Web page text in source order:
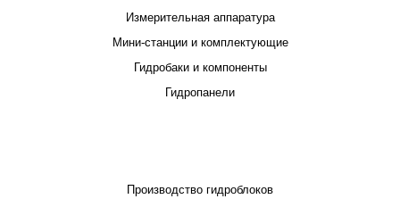
Измерительная аппаратура
Мини-станции и комплектующие
Гидробаки и компоненты
Гидропанели
Производство гидроблоков